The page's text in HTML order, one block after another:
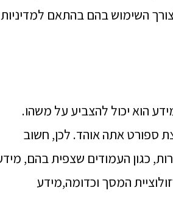
השימוש בהם בהתאם למדיניות
הוא יכול להצביע על משהו.
ספורט אתה אוהד. לכן, חשוב
כגון העמודים שצפית בהם,
המסך וכדומה,מידע